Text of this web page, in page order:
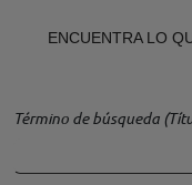
ENCUENTRA LO
Término de búsqueda